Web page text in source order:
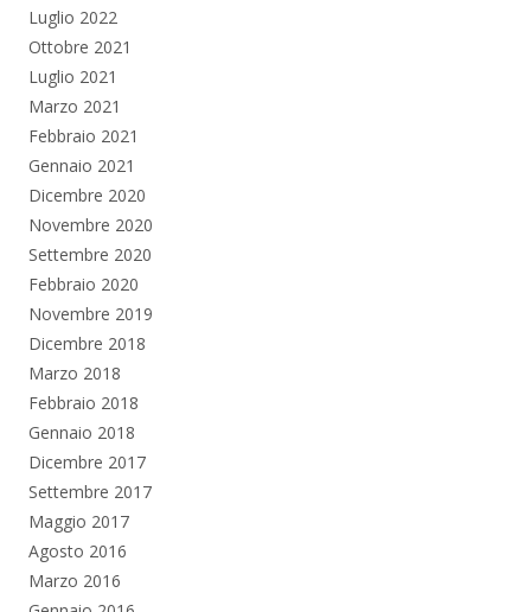
Luglio 2022
Ottobre 2021
Luglio 2021
Marzo 2021
Febbraio 2021
Gennaio 2021
Dicembre 2020
Novembre 2020
Settembre 2020
Febbraio 2020
Novembre 2019
Dicembre 2018
Marzo 2018
Febbraio 2018
Gennaio 2018
Dicembre 2017
Settembre 2017
Maggio 2017
Agosto 2016
Marzo 2016